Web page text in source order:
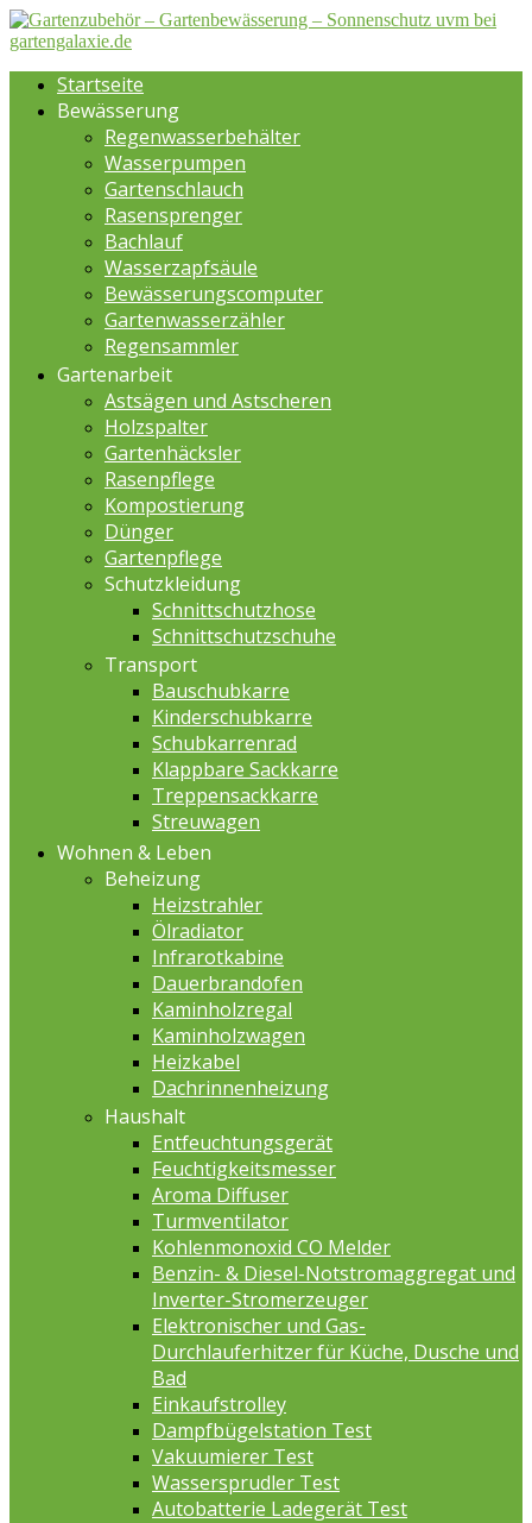
Startseite
Bewässerung
Regenwasserbehälter
Wasserpumpen
Gartenschlauch
Rasensprenger
Bachlauf
Wasserzapfsäule
Bewässerungscomputer
Gartenwasserzähler
Regensammler
Gartenarbeit
Astsägen und Astscheren
Holzspalter
Gartenhäcksler
Rasenpflege
Kompostierung
Dünger
Gartenpflege
Schutzkleidung
Schnittschutzhose
Schnittschutzschuhe
Transport
Bauschubkarre
Kinderschubkarre
Schubkarrenrad
Klappbare Sackkarre
Treppensackkarre
Streuwagen
Wohnen & Leben
Beheizung
Heizstrahler
Ölradiator
Infrarotkabine
Dauerbrandofen
Kaminholzregal
Kaminholzwagen
Heizkabel
Dachrinnenheizung
Haushalt
Entfeuchtungsgerät
Feuchtigkeitsmesser
Aroma Diffuser
Turmventilator
Kohlenmonoxid CO Melder
Benzin- & Diesel-Notstromaggregat und
Inverter-Stromerzeuger
Elektronischer und Gas-
Durchlauferhitzer für Küche, Dusche und
Bad
Einkaufstrolley
Dampfbügelstation Test
Vakuumierer Test
Wassersprudler Test
Autobatterie Ladegerät Test